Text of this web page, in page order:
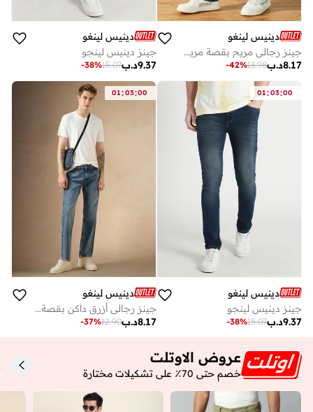
دينيس لينغو
جينز رجالي مريح بقصة مريحة ولون أزرق متوسط
د.ب8.17
13.98
-42%
دينيس لينغو
جينز دينيس لينجو
د.ب9.37
15.07
-38%
01:03:00
دينيس لينغو
جينز دينيس لينجو
د.ب9.37
15.07
-38%
01:03:00
دينيس لينغو
جينز رجالي أزرق داكن بقصة مستقيمة - راحة الدنيم الكلاسيكية
د.ب8.17
12.90
-37%
عروض الاوتلت
خصم حتى 70٪ على تشكيلات مختارة